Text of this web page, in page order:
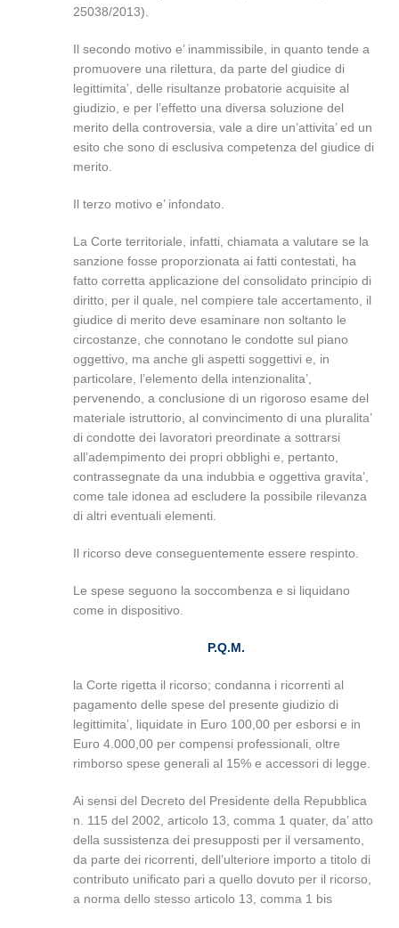
25038/2013).
Il secondo motivo e’ inammissibile, in quanto tende a
promuovere una rilettura, da parte del giudice di
legittimita’, delle risultanze probatorie acquisite al
giudizio, e per l’effetto una diversa soluzione del
merito della controversia, vale a dire un’attivita’ ed un
esito che sono di esclusiva competenza del giudice di
merito.
Il terzo motivo e’ infondato.
La Corte territoriale, infatti, chiamata a valutare se la
sanzione fosse proporzionata ai fatti contestati, ha
fatto corretta applicazione del consolidato principio di
diritto, per il quale, nel compiere tale accertamento, il
giudice di merito deve esaminare non soltanto le
circostanze, che connotano le condotte sul piano
oggettivo, ma anche gli aspetti soggettivi e, in
particolare, l’elemento della intenzionalita’,
pervenendo, a conclusione di un rigoroso esame del
materiale istruttorio, al convincimento di una pluralita’
di condotte dei lavoratori preordinate a sottrarsi
all’adempimento dei propri obblighi e, pertanto,
contrassegnate da una indubbia e oggettiva gravita’,
come tale idonea ad escludere la possibile rilevanza
di altri eventuali elementi.
Il ricorso deve conseguentemente essere respinto.
Le spese seguono la soccombenza e si liquidano
come in dispositivo.
P.Q.M.
la Corte rigetta il ricorso; condanna i ricorrenti al
pagamento delle spese del presente giudizio di
legittimita’, liquidate in Euro 100,00 per esborsi e in
Euro 4.000,00 per compensi professionali, oltre
rimborso spese generali al 15% e accessori di legge.
Ai sensi del Decreto del Presidente della Repubblica
n. 115 del 2002, articolo 13, comma 1 quater, da’ atto
della sussistenza dei presupposti per il versamento,
da parte dei ricorrenti, dell’ulteriore importo a titolo di
contributo unificato pari a quello dovuto per il ricorso,
a norma dello stesso articolo 13, comma 1 bis